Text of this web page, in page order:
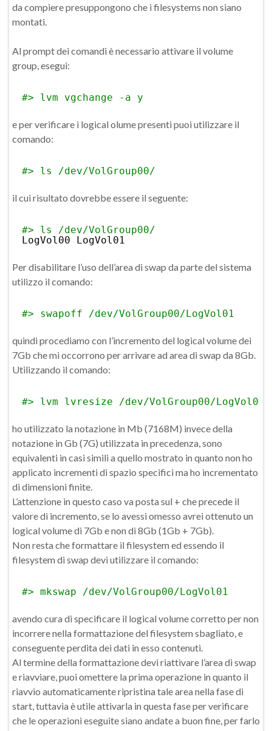
da compiere presuppongono che i filesystems non siano
montati.
Al prompt dei comandi è necessario attivare il volume
group, esegui:
#> lvm vgchange -a y
e per verificare i logical olume presenti puoi utilizzare il
comando:
#> ls /dev/VolGroup00/
il cui risultato dovrebbe essere il seguente:
#> ls /dev/VolGroup00/
LogVol00 LogVol01
Per disabilitare l’uso dell’area di swap da parte del sistema
utilizzo il comando:
#> swapoff /dev/VolGroup00/LogVol01
quindi procediamo con l’incremento del logical volume dei
7Gb che mi occorrono per arrivare ad area di swap da 8Gb.
Utilizzando il comando:
#> lvm lvresize /dev/VolGroup00/LogVol01 -
ho utilizzato la notazione in Mb (7168M) invece della
notazione in Gb (7G) utilizzata in precedenza, sono
equivalenti in casi simili a quello mostrato in quanto non ho
applicato incrementi di spazio specifici ma ho incrementato
di dimensioni finite.
L’attenzione in questo caso va posta sul + che precede il
valore di incremento, se lo avessi omesso avrei ottenuto un
logical volume di 7Gb e non di 8Gb (1Gb + 7Gb).
Non resta che formattare il filesystem ed essendo il
filesystem di swap devi utilizzare il comando:
#> mkswap /dev/VolGroup00/LogVol01
avendo cura di specificare il logical volume corretto per non
incorrere nella formattazione del filesystem sbagliato, e
conseguente perdita dei dati in esso contenuti.
Al termine della formattazione devi riattivare l’area di swap
e riavviare, puoi omettere la prima operazione in quanto il
riavvio automaticamente ripristina tale area nella fase di
start, tuttavia è utile attivarla in questa fase per verificare
che le operazioni eseguite siano andate a buon fine, per farlo